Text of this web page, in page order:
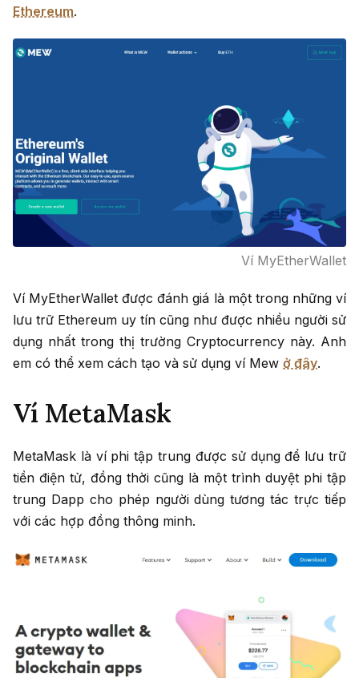
Ethereum.
Ví MyEtherWallet
Ví MyEtherWallet được đánh giá là một trong những ví
lưu trữ Ethereum uy tín cũng như được nhiều người sử
dụng nhất trong thị trường Cryptocurrency này. Anh
em có thể xem cách tạo và sử dụng ví Mew ở đây.
Ví MetaMask
MetaMask là ví phi tập trung được sử dụng để lưu trữ
tiền điện tử, đồng thời cũng là một trình duyệt phi tập
trung Dapp cho phép người dùng tương tác trực tiếp
với các hợp đồng thông minh.